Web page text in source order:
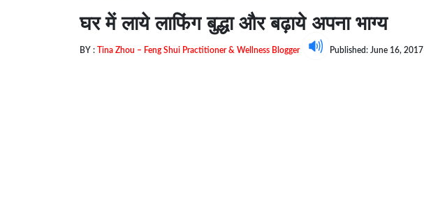
घर में लाये लाफिंग बुद्धा और बढ़ाये अपना भाग्य
BY : Tina Zhou – Feng Shui Practitioner & Wellness Blogger Published: June 16, 2017